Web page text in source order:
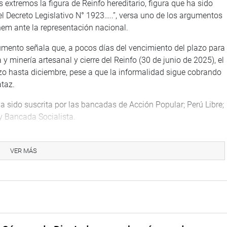
extremos la figura de Reinfo hereditario, figura que ha sido
Legislativo N° 1923…..”, versa uno de los argumentos
ante la representación nacional.
señala que, a pocos días del vencimiento del plazo para
minería artesanal y cierre del Reinfo (30 de junio de 2025), el
hasta diciembre, pese a que la informalidad sigue cobrando
suscrita por las bancadas de Acción Popular; Perú Libre;
Bancada Socialista.
Pleno se consultará la admisión de la moción de
VER MÁS